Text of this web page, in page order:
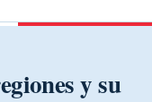
y su